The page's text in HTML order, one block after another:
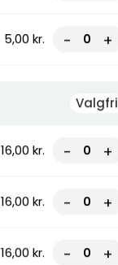
5,00 kr. - +
Valgfri
16,00 kr. - +
16,00 kr. - +
16,00 kr. - +